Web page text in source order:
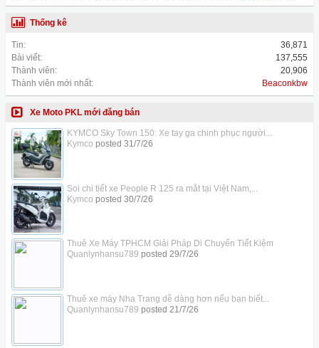
Thống kê
Tin:
36,871
Bài viết:
137,555
Thành viên:
20,906
Thành viên mới nhất:
Beaconkbw
Xe Moto PKL mới đăng bán
KYMCO Sky Town 150: Xe tay ga chinh phục người...
Kymco posted 31/7/26
Soi chi tiết xe People R 125 ra mắt tại Việt Nam,...
Kymco posted 30/7/26
Thuê Xe Máy TPHCM Giải Pháp Di Chuyển Tiết Kiệm
Quanlynhansu789 posted 29/7/26
Thuê xe máy Nha Trang dễ dàng hơn nếu bạn biết...
Quanlynhansu789 posted 21/7/26